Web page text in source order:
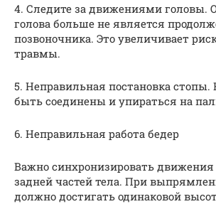
4. Следите за движениями головы.
голова больше не является
позвоночника. Это увеличивает
травмы.
5. Неправильная постановка
быть соединены и упираться на
6. Неправильная работа бедер
Важно синхронизировать
задней частей тела. При
должно достигать одинаковой